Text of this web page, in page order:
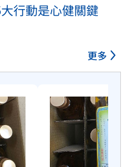
行動是心健關鍵
更多